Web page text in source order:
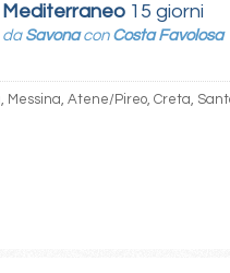
Mediterraneo 15 giorni
da Savonacon Costa Favolosa
Messina, Atene/Pireo, Creta,